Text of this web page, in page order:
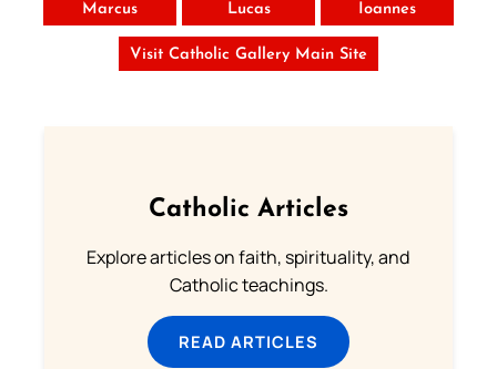
Marcus Lucas Ioannes
Visit Catholic Gallery Main Site
Catholic Articles
Explore articles on faith, spirituality, and
Catholic teachings.
READ ARTICLES